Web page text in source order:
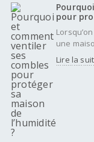
pour
une
Lire la